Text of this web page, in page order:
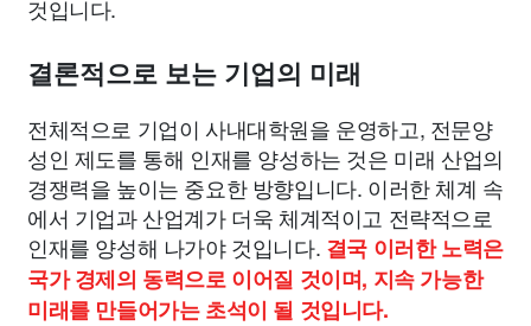
것입니다.
결론적으로 보는 기업의 미래
전체적으로 기업이 사내대학원을 운영하고, 전문양
성인 제도를 통해 인재를 양성하는 것은 미래 산업의
경쟁력을 높이는 중요한 방향입니다. 이러한 체계 속
에서 기업과 산업계가 더욱 체계적이고 전략적으로
인재를 양성해 나가야 것입니다. 결국 이러한 노력은
국가 경제의 동력으로 이어질 것이며, 지속 가능한
미래를 만들어가는 초석이 될 것입니다.